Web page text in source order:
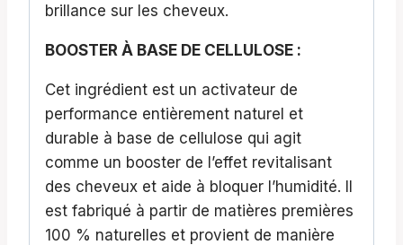
brillance sur les cheveux.
BOOSTER À BASE DE CELLULOSE :
Cet ingrédient est un activateur de
performance entièrement naturel et
durable à base de cellulose qui agit
comme un booster de l’effet revitalisant
des cheveux et aide à bloquer l’humidité. Il
est fabriqué à partir de matières premières
100 % naturelles et provient de manière